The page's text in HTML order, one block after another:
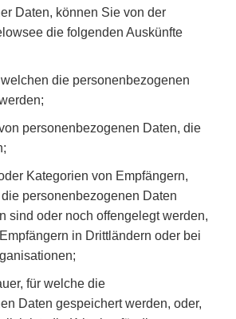
Daten, können Sie von der
die folgenden Auskünfte
die personenbezogenen
personenbezogenen Daten, die
Kategorien von Empfängern,
personenbezogenen Daten
sind oder noch offengelegt werden,
in Drittländern oder bei
für welche die
Daten gespeichert werden, oder,